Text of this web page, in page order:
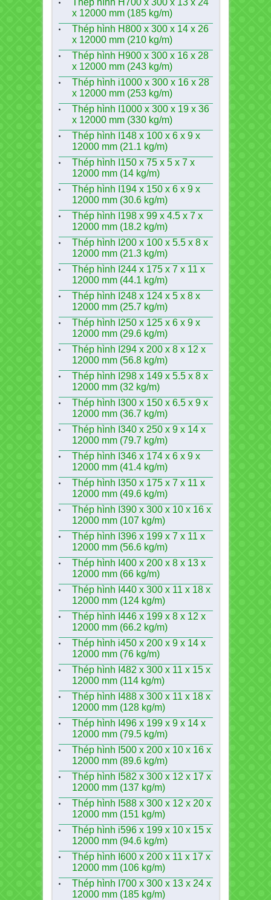
Thép hình H700 x 300 x 13 x 24
x 12000 mm (185 kg/m)
Thép hình H800 x 300 x 14 x 26
x 12000 mm (210 kg/m)
Thép hình H900 x 300 x 16 x 28
x 12000 mm (243 kg/m)
Thép hình i1000 x 300 x 16 x 28
x 12000 mm (253 kg/m)
Thép hình I1000 x 300 x 19 x 36
x 12000 mm (330 kg/m)
Thép hình I148 x 100 x 6 x 9 x
12000 mm (21.1 kg/m)
Thép hình I150 x 75 x 5 x 7 x
12000 mm (14 kg/m)
Thép hình I194 x 150 x 6 x 9 x
12000 mm (30.6 kg/m)
Thép hình I198 x 99 x 4.5 x 7 x
12000 mm (18.2 kg/m)
Thép hình I200 x 100 x 5.5 x 8 x
12000 mm (21.3 kg/m)
Thép hình I244 x 175 x 7 x 11 x
12000 mm (44.1 kg/m)
Thép hình I248 x 124 x 5 x 8 x
12000 mm (25.7 kg/m)
Thép hình I250 x 125 x 6 x 9 x
12000 mm (29.6 kg/m)
Thép hình I294 x 200 x 8 x 12 x
12000 mm (56.8 kg/m)
Thép hình I298 x 149 x 5.5 x 8 x
12000 mm (32 kg/m)
Thép hình I300 x 150 x 6.5 x 9 x
12000 mm (36.7 kg/m)
Thép hình I340 x 250 x 9 x 14 x
12000 mm (79.7 kg/m)
Thép hình I346 x 174 x 6 x 9 x
12000 mm (41.4 kg/m)
Thép hình I350 x 175 x 7 x 11 x
12000 mm (49.6 kg/m)
Thép hình I390 x 300 x 10 x 16 x
12000 mm (107 kg/m)
Thép hình I396 x 199 x 7 x 11 x
12000 mm (56.6 kg/m)
Thép hình I400 x 200 x 8 x 13 x
12000 mm (66 kg/m)
Thép hình I440 x 300 x 11 x 18 x
12000 mm (124 kg/m)
Thép hình I446 x 199 x 8 x 12 x
12000 mm (66.2 kg/m)
Thép hình i450 x 200 x 9 x 14 x
12000 mm (76 kg/m)
Thép hình I482 x 300 x 11 x 15 x
12000 mm (114 kg/m)
Thép hình I488 x 300 x 11 x 18 x
12000 mm (128 kg/m)
Thép hình I496 x 199 x 9 x 14 x
12000 mm (79.5 kg/m)
Thép hình I500 x 200 x 10 x 16 x
12000 mm (89.6 kg/m)
Thép hình I582 x 300 x 12 x 17 x
12000 mm (137 kg/m)
Thép hình I588 x 300 x 12 x 20 x
12000 mm (151 kg/m)
Thép hình i596 x 199 x 10 x 15 x
12000 mm (94.6 kg/m)
Thép hình I600 x 200 x 11 x 17 x
12000 mm (106 kg/m)
Thép hình I700 x 300 x 13 x 24 x
12000 mm (185 kg/m)